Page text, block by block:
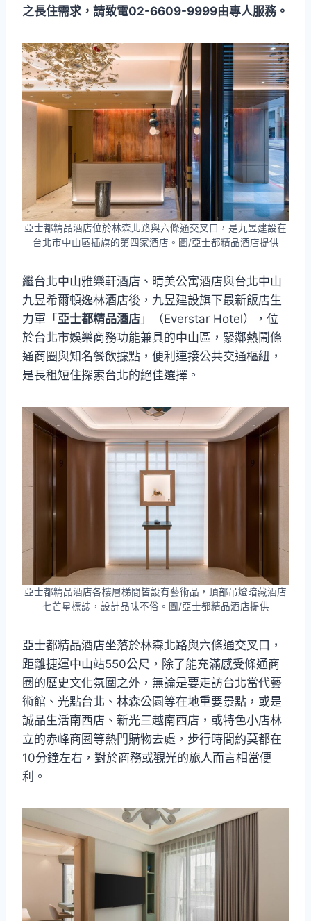
之長住需求，請致電02-6609-9999由專人服務。
亞士都精品酒店位於林森北路與六條通交叉口，是九昱建設在
台北市中山區插旗的第四家酒店。圖/亞士都精品酒店提供
繼台北中山雅樂軒酒店、晴美公寓酒店與台北中山
九昱希爾頓逸林酒店後，九昱建設旗下最新飯店生
力軍「 亞士都精品酒店 」（Everstar Hotel），位
於台北市娛樂商務功能兼具的中山區，緊鄰熱鬧條
通商圈與知名餐飲據點，便利連接公共交通樞紐，
是長租短住探索台北的絕佳選擇。
亞士都精品酒店各樓層梯間皆設有藝術品，頂部吊燈暗藏酒店
七芒星標誌，設計品味不俗。圖/亞士都精品酒店提供
亞士都精品酒店坐落於林森北路與六條通交叉口，
距離捷運中山站550公尺，除了能充滿感受條通商
圈的歷史文化氛圍之外，無論是要走訪台北當代藝
術館、光點台北、林森公園等在地重要景點，或是
誠品生活南西店、新光三越南西店，或特色小店林
立的赤峰商圈等熱門購物去處，步行時間約莫都在
10分鐘左右，對於商務或觀光的旅人而言相當便
利。